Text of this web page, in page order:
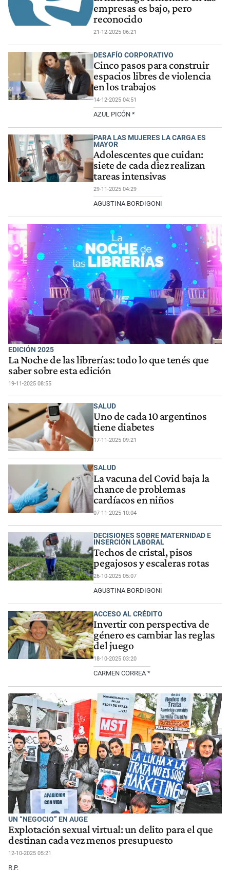
empresas es bajo, pero
reconocido
21-12-2025 06:21
DESAFÍO CORPORATIVO
Cinco pasos para construir
espacios libres de violencia
en los trabajos
14-12-2025 04:51
AZUL PICÓN *
PARA LAS MUJERES LA CARGA ES
MAYOR
Adolescentes que cuidan:
siete de cada diez realizan
tareas intensivas
29-11-2025 04:29
AGUSTINA BORDIGONI
EDICIÓN 2025
La Noche de las librerías: todo lo que tenés que
saber sobre esta edición
19-11-2025 08:55
SALUD
Uno de cada 10 argentinos
tiene diabetes
17-11-2025 09:21
SALUD
La vacuna del Covid baja la
chance de problemas
cardíacos en niños
07-11-2025 10:04
DECISIONES SOBRE MATERNIDAD E
INSERCIÓN LABORAL
Techos de cristal, pisos
pegajosos y escaleras rotas
26-10-2025 05:07
AGUSTINA BORDIGONI
ACCESO AL CRÉDITO
Invertir con perspectiva de
género es cambiar las reglas
del juego
18-10-2025 03:20
CARMEN CORREA *
UN “NEGOCIO” EN AUGE
Explotación sexual virtual: un delito para el que
destinan cada vez menos presupuesto
12-10-2025 05:21
R.P.